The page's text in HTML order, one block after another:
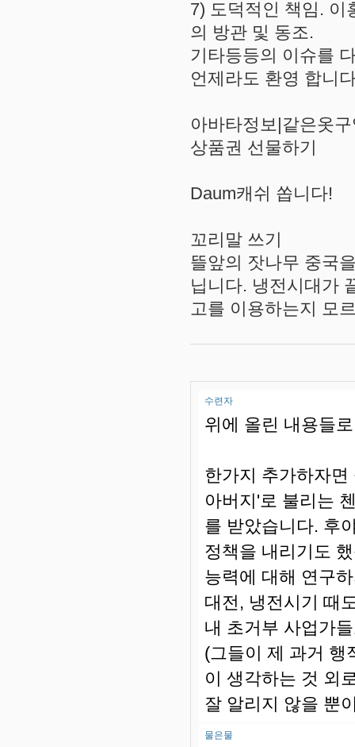
7) 도덕적인 책임. 이
의 방관 및 동조.
기타등등의 이슈를
언제라도 환영 합니
아바타정보|같은옷
상품권 선물하기
Daum캐쉬 쏩니다!
꼬리말 쓰기
뜰앞의 잣나무 중국
닙니다. 냉전시대가
고를 이용하는지 모
수련자
위에 올린 내용들
한가지 추가하자
아버지'로 불리는
를 받았습니다. 후
정책을 내리기도
능력에 대해 연구
대전, 냉전시기 때
내 초거부 사업가
(그들이 제 과거 행
이 생각하는 것 외
잘 알리지 않을 뿐
물은물